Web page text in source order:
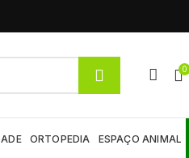
0
ORTOPEDIA ESPAÇO ANIMAL